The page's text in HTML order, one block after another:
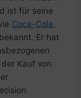
ist für seine
Coca-Cola ,
bekannt. Er hat
Kauf von